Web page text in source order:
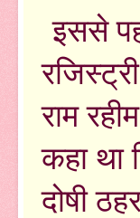
इससे
राम
कहा था
दोषी